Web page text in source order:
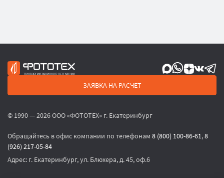
ЗАЯВКА НА РАСЧЕТ
© 1990 — 2026 ООО «ФОТОТЕХ» г. Екатеринбург
Обращайтесь в офис компании по телефонам 8 (800) 100-86-61,8
(926) 217-05-84
Адрес: г. Екатеринбург, ул. Блюхера, д. 45, оф.6